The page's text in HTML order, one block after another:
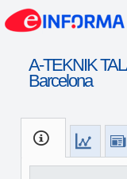
A-TEKNIK
Barcelona